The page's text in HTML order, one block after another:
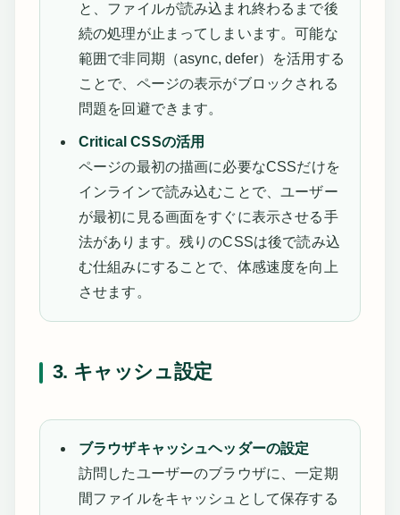
と、ファイルが読み込まれ終わるまで後
続の処理が止まってしまいます。可能な
範囲で非同期（async, defer）を活用する
ことで、ページの表示がブロックされる
問題を回避できます。
Critical CSSの活用
ページの最初の描画に必要なCSSだけを
インラインで読み込むことで、ユーザー
が最初に見る画面をすぐに表示させる手
法があります。残りのCSSは後で読み込
む仕組みにすることで、体感速度を向上
させます。
3. キャッシュ設定
ブラウザキャッシュヘッダーの設定
訪問したユーザーのブラウザに、一定期
間ファイルをキャッシュとして保存する